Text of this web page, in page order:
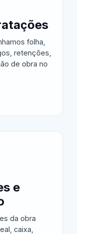
folha,
retenções,
de obra no
e
da obra
caixa,